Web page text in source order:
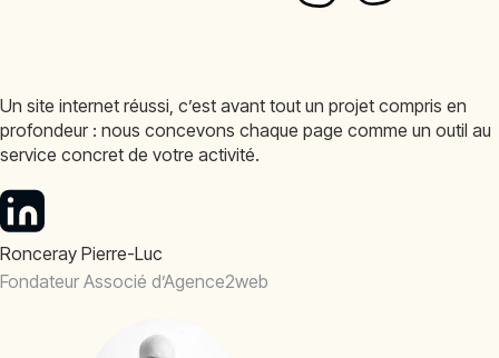
Un site internet réussi, c’est avant tout un projet compris en
profondeur : nous concevons chaque page comme un outil au
service concret de votre activité.
Ronceray Pierre-Luc
Fondateur Associé d’Agence2web